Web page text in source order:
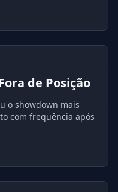
de Posição
o showdown mais
com frequência após